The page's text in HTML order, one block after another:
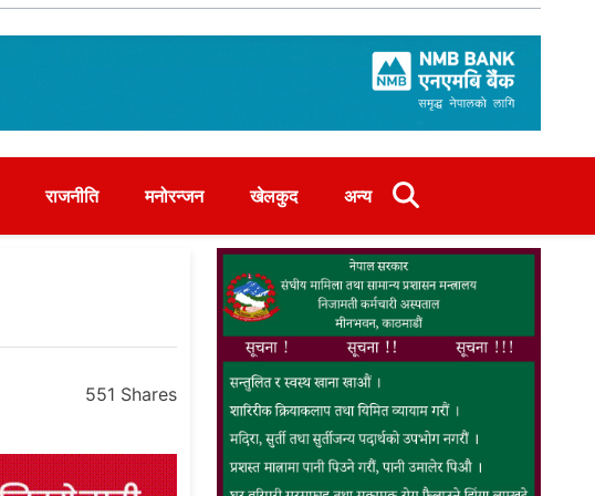
राजनीति मनोरन्जन खेलकुद अन्य
551 Shares